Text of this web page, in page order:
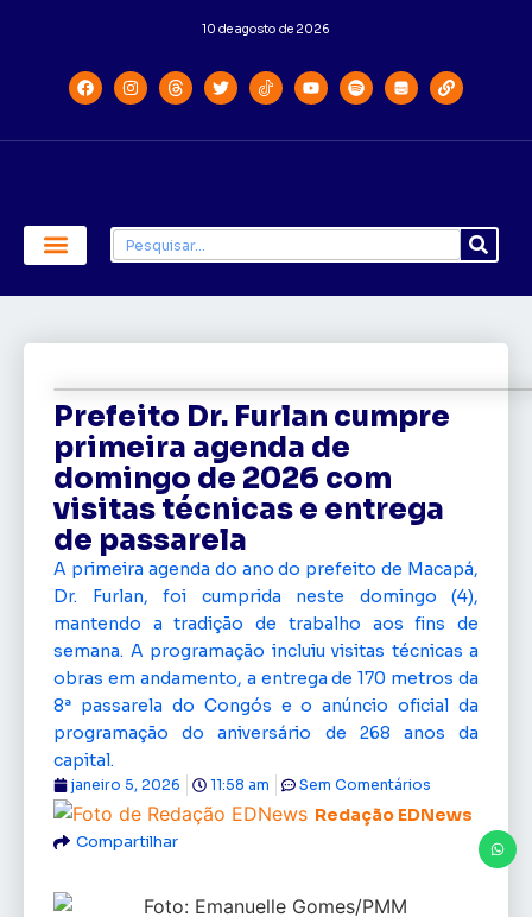
10 de agosto de 2026
Prefeito Dr. Furlan cumpre
primeira agenda de
domingo de 2026 com
visitas técnicas e entrega
de passarela
A primeira agenda do ano do prefeito de Macapá,
Dr. Furlan, foi cumprida neste domingo (4),
mantendo a tradição de trabalho aos fins de
semana. A programação incluiu visitas técnicas a
obras em andamento, a entrega de 170 metros da
8ª passarela do Congós e o anúncio oficial da
programação do aniversário de 268 anos da
capital.
Redação EDNews
janeiro 5, 2026 11:58 am Sem Comentários
Compartilhar